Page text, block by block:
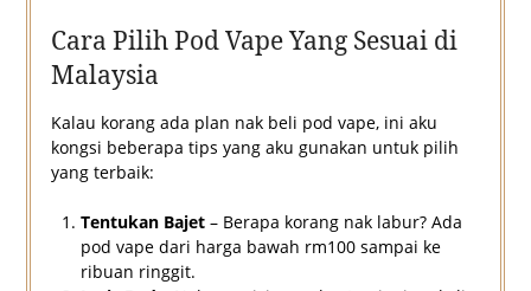
Cara Pilih Pod Vape Yang Sesuai di
Malaysia
Kalau korang ada plan nak beli pod vape, ini aku
kongsi beberapa tips yang aku gunakan untuk pilih
yang terbaik:
Tentukan Bajet– Berapa korang nak labur? Ada
pod vape dari harga bawah rm100 sampai ke
ribuan ringgit.